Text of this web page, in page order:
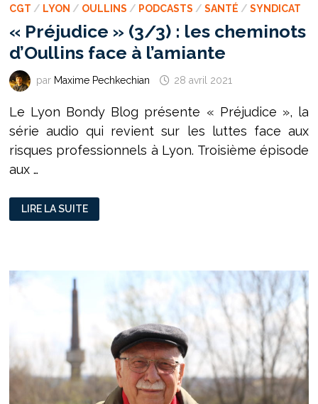
CGT / LYON / OULLINS / PODCASTS / SANTÉ / SYNDICAT
« Préjudice » (3/3) : les cheminots
d’Oullins face à l’amiante
par Maxime Pechkechian 28 avril 2021
Le Lyon Bondy Blog présente « Préjudice », la
série audio qui revient sur les luttes face aux
risques professionnels à Lyon. Troisième épisode
aux …
«
PRÉJUDICE
»
D’OULLINS
FACE
LIRE LA SUITE